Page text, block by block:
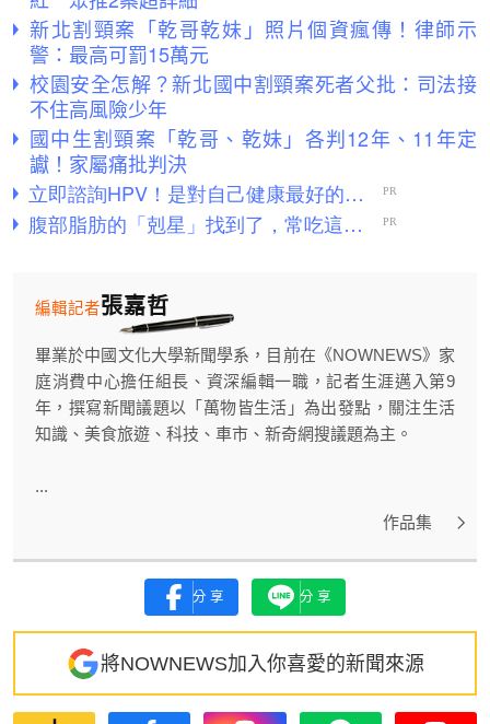
新北割頸案「乾哥乾妹」照片個資瘋傳！律師示
警：最高可罰15萬元
校園安全怎解？新北國中割頸案死者父批：司法接
不住高風險少年
國中生割頸案「乾哥、乾妹」各判12年、11年定
讞！家屬痛批判決
張嘉哲
編輯記者
畢業於中國文化大學新聞學系，目前在《NOWNEWS》家
庭消費中心擔任組長、資深編輯一職，記者生涯邁入第9
年，撰寫新聞議題以「萬物皆生活」為出發點，關注生活
知識、美食旅遊、科技、車市、新奇網搜議題為主。
...
作品集
分享 分享
將NOWNEWS加入你喜愛的新聞來源